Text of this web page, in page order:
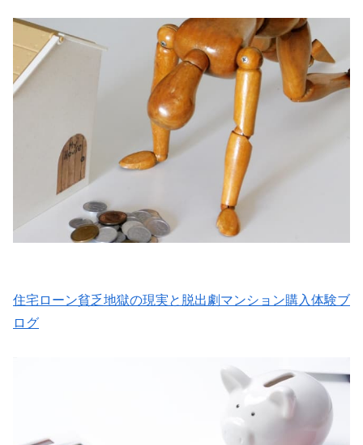
住宅ローン貧乏地獄の現実と脱出劇マンション購入体験ブ
ログ